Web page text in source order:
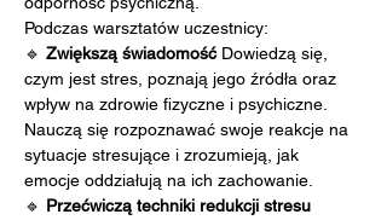
Podczas warsztatów uczestnicy:
🔹 Zwiększą świadomość Dowiedzą się,
czym jest stres, poznają jego źródła oraz
wpływ na zdrowie fizyczne i psychiczne.
Nauczą się rozpoznawać swoje reakcje na
sytuacje stresujące i zrozumieją, jak
emocje oddziałują na ich zachowanie.
🔹 Przećwiczą techniki redukcji stresu